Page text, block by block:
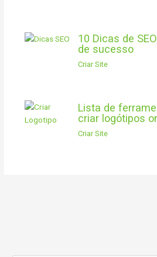
10 Dicas de
de sucesso
Criar Site
Lista de
criar logótipos
Criar Site